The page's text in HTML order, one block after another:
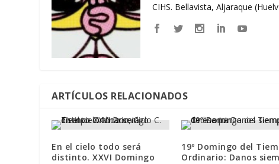
CIHS. Bellavista, Aljaraque
ARTÍCULOS RELACIONADOS
En el cielo todo será
distinto. XXVI Domingo
19º Domingo del
Ordinario: Danos